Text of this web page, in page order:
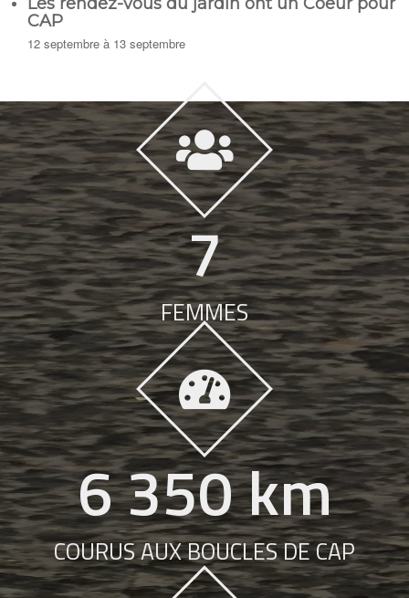
CAP
12 septembre à 13 septembre
7
FEMMES
6 350 km
COURUS AUX BOUCLES DE CAP